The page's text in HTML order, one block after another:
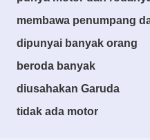
membawa penumpang
dipunyai banyak orang
beroda banyak
diusahakan Garuda
tidak ada motor